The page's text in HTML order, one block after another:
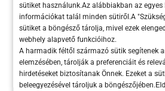
sütiket használunk.Az alábbiakban az
információkat talál minden sütiről.A
sütiket a böngésző tárolja, mivel ezek
webhely alapvető funkcióihoz.
A harmadik féltől származó sütik segítenek
elemzésében, tárolják a preferenciáit és
hirdetéseket biztosítanak Önnek. Ezeket a
beleegyezésével tároljuk a
kitöltése kötelező!
Elolvastam és
azAdatvédelmi
Tájékoztatóban